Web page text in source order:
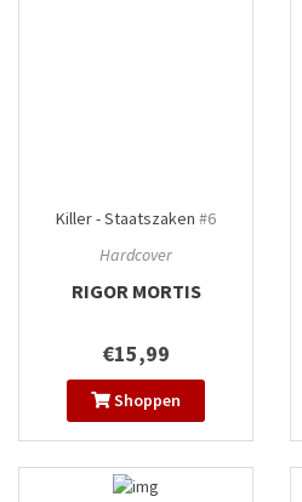
Killer - Staatszaken #6
Hardcover
RIGOR MORTIS
€15,99
Shoppen